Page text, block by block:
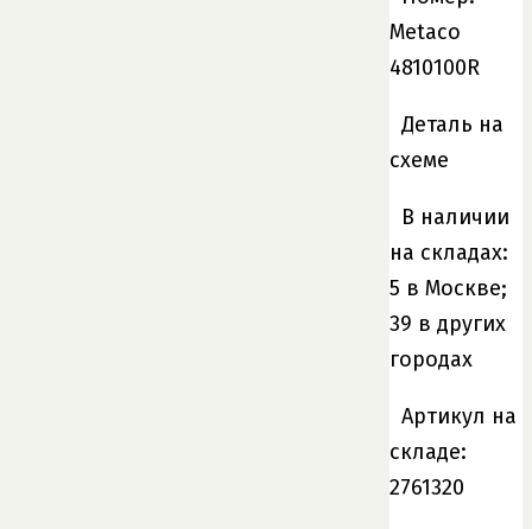
Metaco
4810100R
Деталь на
схеме
В наличии
на складах:
5 в Москве;
39 в других
городах
Артикул на
складе:
2761320